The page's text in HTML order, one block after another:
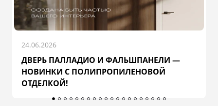
24.06.2026
ДВЕРЬ ПАЛЛАДИО И ФАЛЬШПАНЕЛИ —
НОВИНКИ С ПОЛИПРОПИЛЕНОВОЙ
ОТДЕЛКОЙ!